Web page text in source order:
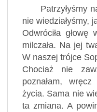
Patrzyłyśmy
nie wiedziałyśmy,
Odwróciła
milczała. Na jej
W naszej trójce
Chociaż nie
poznałam, wręcz
życia. Sama nie
ta zmiana. A